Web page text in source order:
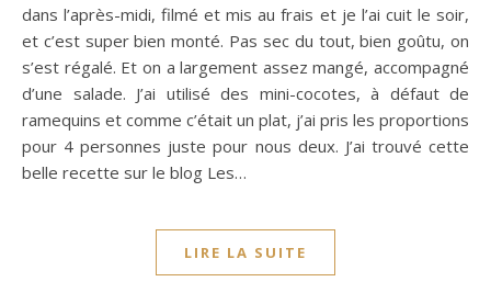
dans l’après-midi, filmé et mis au frais et je l’ai cuit le soir,
et c’est super bien monté. Pas sec du tout, bien goûtu, on
s’est régalé. Et on a largement assez mangé, accompagné
d’une salade. J’ai utilisé des mini-cocotes, à défaut de
ramequins et comme c’était un plat, j’ai pris les proportions
pour 4 personnes juste pour nous deux. J’ai trouvé cette
belle recette sur le blog Les…
LIRE LA SUITE